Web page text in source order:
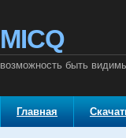
MICQ
возможность быть
Главная